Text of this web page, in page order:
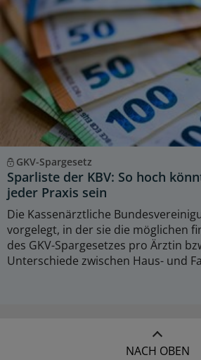
GKV-Spargesetz
Sparliste der KBV: So hoch
jeder Praxis sein
Die Kassenärztliche
vorgelegt, in der sie die möglichen
des GKV-Spargesetzes pro Ärztin
Unterschiede zwischen Haus- und
NACH OBEN